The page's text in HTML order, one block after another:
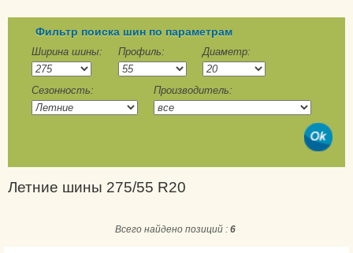
Advance
Aeolus
Agi Sarek
Alliance
Altenzo
Фильтр поиска шин по параметрам
Ширина шины: Профиль: Диаметр:
Сезонность: Производитель:
Летние шины 275/55 R20
Всего найдено позиций : 6